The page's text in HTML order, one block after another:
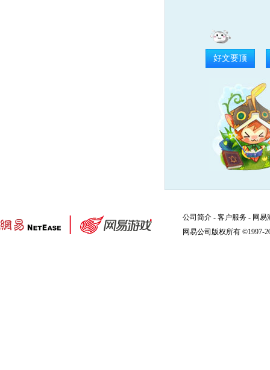
好文要顶
公司简介 - 客户服务 - 网易
网易公司版权所有 ©1997-